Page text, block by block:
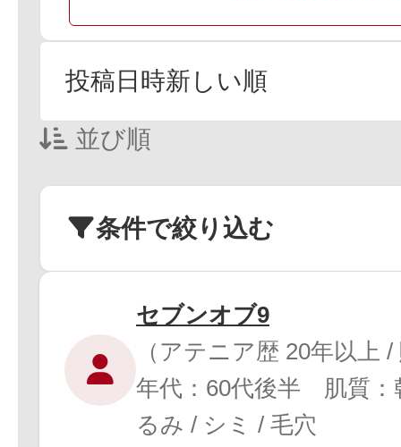
並び順
条件で絞り込む
セブンオブ9
（アテニア歴 20年以上
年代：60代後半 肌質
るみ / シミ / 毛穴